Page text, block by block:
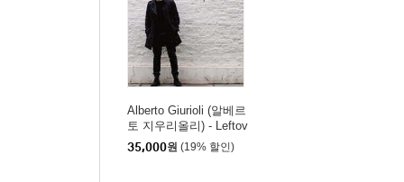
Alberto Giurioli (알베르
토 지우리올리) - Leftov
ers [LP]
35,000원 (19% 할인)